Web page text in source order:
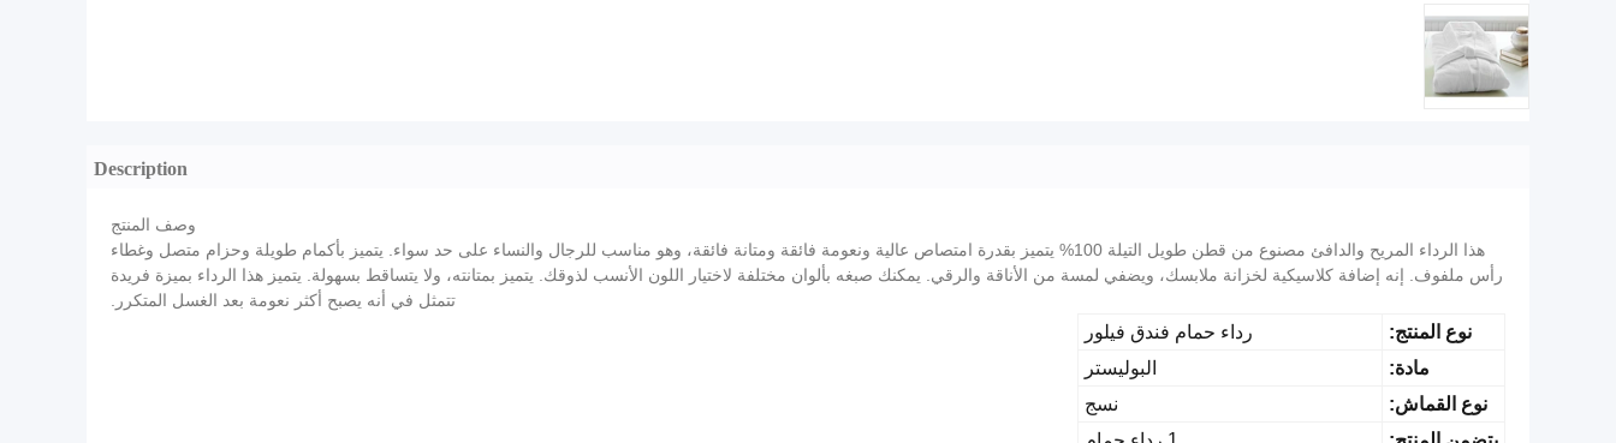
Description
وصف المنتج
هذا الرداء المريح والدافئ مصنوع من قطن طويل التيلة 100% يتميز بقدرة امتصاص عالية ونعومة فائقة ومتانة فائقة، وهو مناسب للرجال والنساء على حد سواء. يتميز بأكمام طويلة وحزام متصل وغطاء
رأس ملفوف. إنه إضافة كلاسيكية لخزانة ملابسك، ويضفي لمسة من الأناقة والرقي. يمكنك صبغه بألوان مختلفة لاختيار اللون الأنسب لذوقك. يتميز بمتانته، ولا يتساقط بسهولة. يتميز هذا الرداء بميزة فريدة
تتمثل في أنه يصبح أكثر نعومة بعد الغسل المتكرر.
نوع المنتج:
رداء حمام فندق فيلور
مادة:
البوليستر
نوع القماش:
نسج